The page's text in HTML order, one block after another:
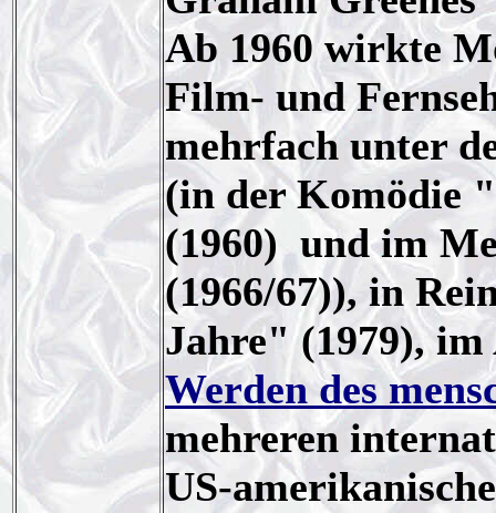
Ab 1960 wirkte
Film- und
mehrfach unter
(in der Komödie "
(1960) und im
(1966/67)), in
Jahre" (1979),
Werden des
mehreren
US-